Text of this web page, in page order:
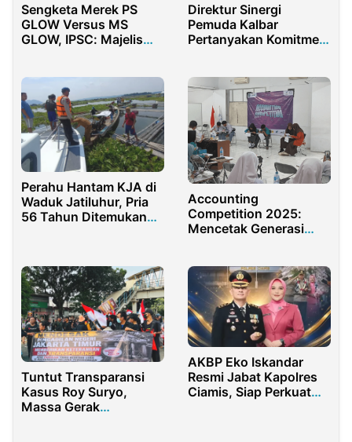
Sengketa Merek PS
GLOW Versus MS
GLOW, IPSC: Majelis
Direktur Sinergi
Pemuda Kalbar
Pertanyakan Komitmen
Muda
Perahu Hantam KJA di
Waduk Jatiluhur, Pria
56 Tahun Ditemukan
Accounting
Competition 2025:
Mencetak Generasi
Tuntut Transparansi
Kasus Roy Suryo,
Massa Gerak
AKBP Eko Iskandar
Resmi Jabat Kapolres
Ciamis, Siap Perkuat